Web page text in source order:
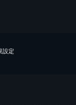
設定